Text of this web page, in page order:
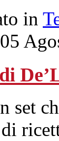
in
set